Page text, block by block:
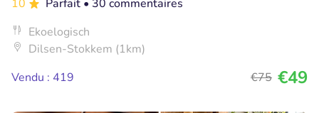
10
Parfait • 30 commentaires
Ekoelogisch
Dilsen-Stokkem (1km)
Vendu : 419
€75 €49